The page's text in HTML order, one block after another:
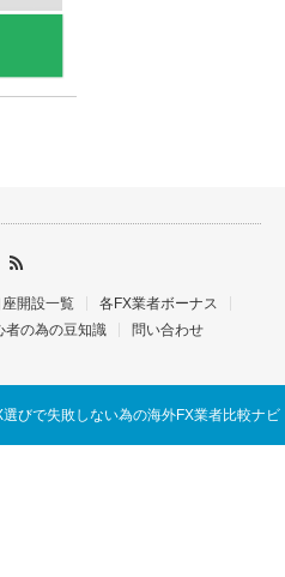
開設一覧
各FX業者ボーナス
者の為の豆知識 問い合わせ
びで失敗しない為の海外FX業者比較ナビ